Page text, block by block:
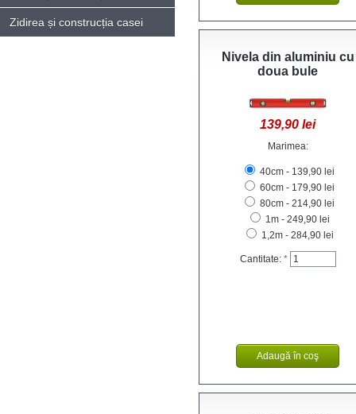
Zidirea și construcția casei
Nivela din aluminiu cu
doua bule
139,90 lei
Marimea:
40cm - 139,90 lei
60cm - 179,90 lei
80cm - 214,90 lei
1m - 249,90 lei
1,2m - 284,90 lei
Cantitate: *